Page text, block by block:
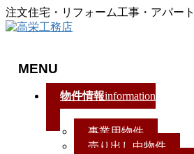
注文住宅・リフォーム工事・アパー
MENU
物件情報information
事業用物件
売り出し中物件